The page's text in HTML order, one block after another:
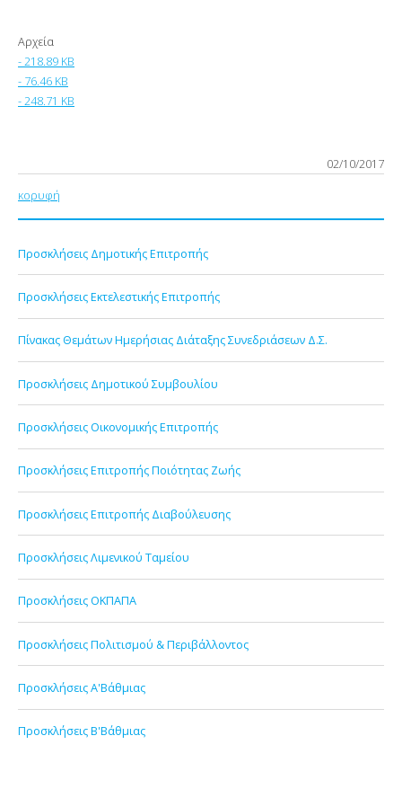
Αρχεία
- 218.89 KB
- 76.46 KB
- 248.71 KB
02/10/2017
κορυφή
Προσκλήσεις Δημοτικής Επιτροπής
Προσκλήσεις Εκτελεστικής Επιτροπής
Πίνακας Θεμάτων Ημερήσιας Διάταξης Συνεδριάσεων Δ.Σ.
Προσκλήσεις Δημοτικού Συμβουλίου
Προσκλήσεις Οικονομικής Επιτροπής
Προσκλήσεις Επιτροπής Ποιότητας Ζωής
Προσκλήσεις Επιτροπής Διαβούλευσης
Προσκλήσεις Λιμενικού Ταμείου
Προσκλήσεις ΟΚΠΑΠΑ
Προσκλήσεις Πολιτισμού & Περιβάλλοντος
Προσκλήσεις Α'Βάθμιας
Προσκλήσεις Β'Βάθμιας